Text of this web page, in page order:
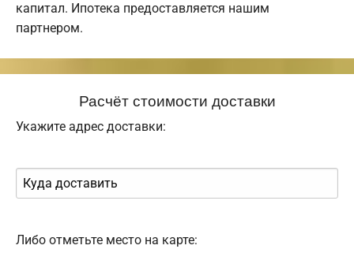
капитал. Ипотека предоставляется нашим
партнером.
Расчёт стоимости доставки
Укажите адрес доставки:
Либо отметьте место на карте: